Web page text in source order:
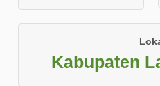
Kabupaten